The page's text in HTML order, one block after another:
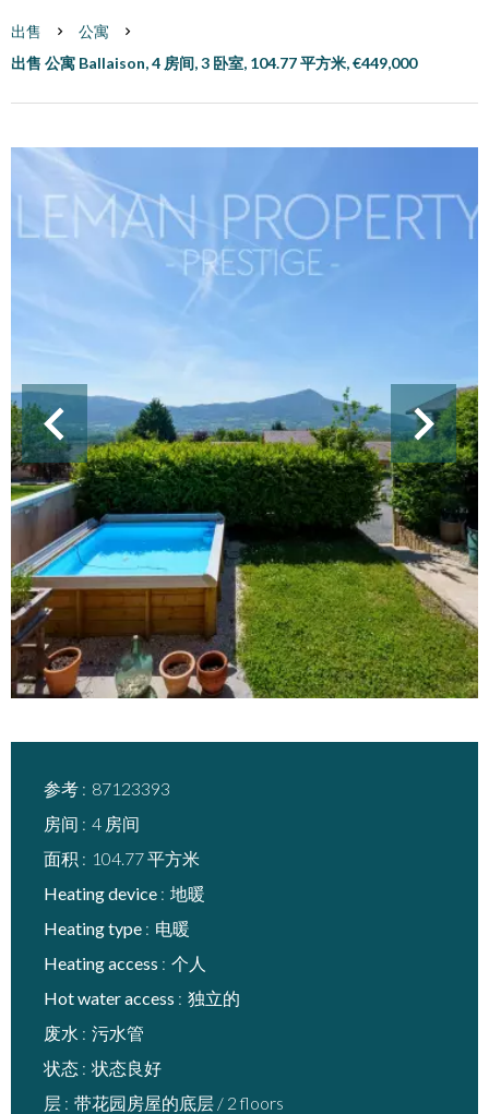
出售
公寓
出售 公寓 Ballaison, 4 房间, 3 卧室, 104.77 平方米, €449,000
参考
87123393
房间
4 房间
面积
104.77 平方米
Heating device
地暖
Heating type
电暖
Heating access
个人
Hot water access
独立的
废水
污水管
状态
状态良好
层
带花园房屋的底层 / 2 floors